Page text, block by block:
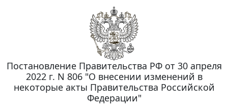
Постановление Правительства РФ от 30 апреля
2022 г. N 806 "О внесении изменений в
некоторые акты Правительства Российской
Федерации"